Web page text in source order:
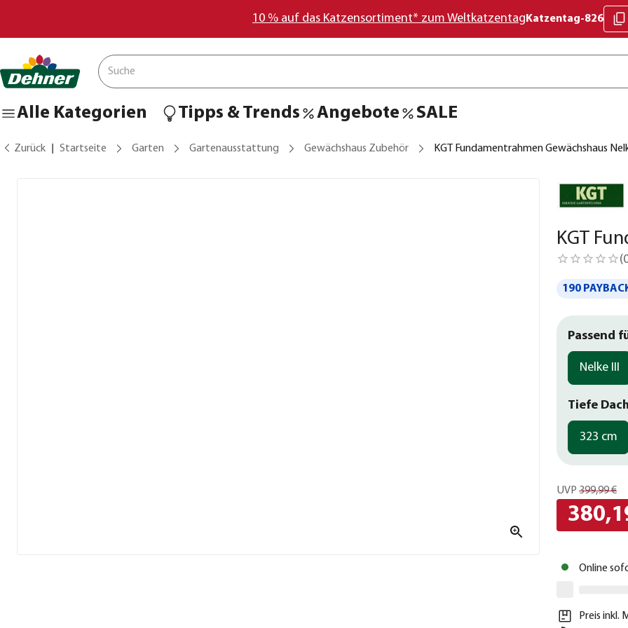
10 % auf das Katzensortiment* zum Weltkatzentag Katzentag-826
Alle Kategorien Tipps & Trends Angebote SALE
Zurück Startseite Garten Gartenausstattung Gewächshaus Zubehör KGT Fundamentrahmen Gewächshaus
KGT
(
190
Passend
Nelke III
Tiefe
323 cm
UVP 399,99 €
Online
Preis inkl.